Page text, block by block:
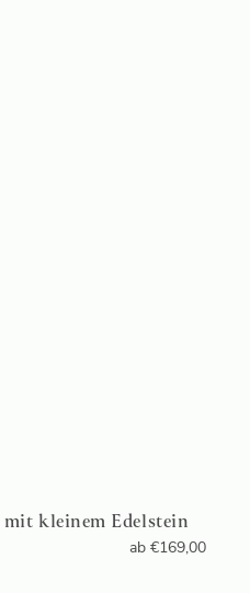
kleinem Edelstein
ab €169,00